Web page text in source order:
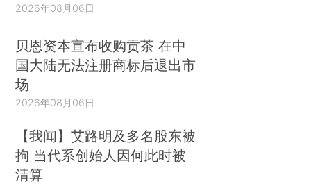
2026年08月06日
贝恩资本宣布收购贡茶 在中
国大陆无法注册商标后退出市
场
2026年08月06日
【我闻】艾路明及多名股东被
拘 当代系创始人因何此时被
清算